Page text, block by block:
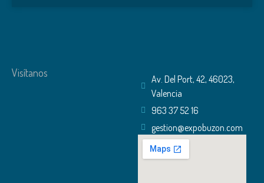
Visítanos
Av. Del Port, 42, 46023,
Valencia
963 37 52 16
gestion@expobuzon.com